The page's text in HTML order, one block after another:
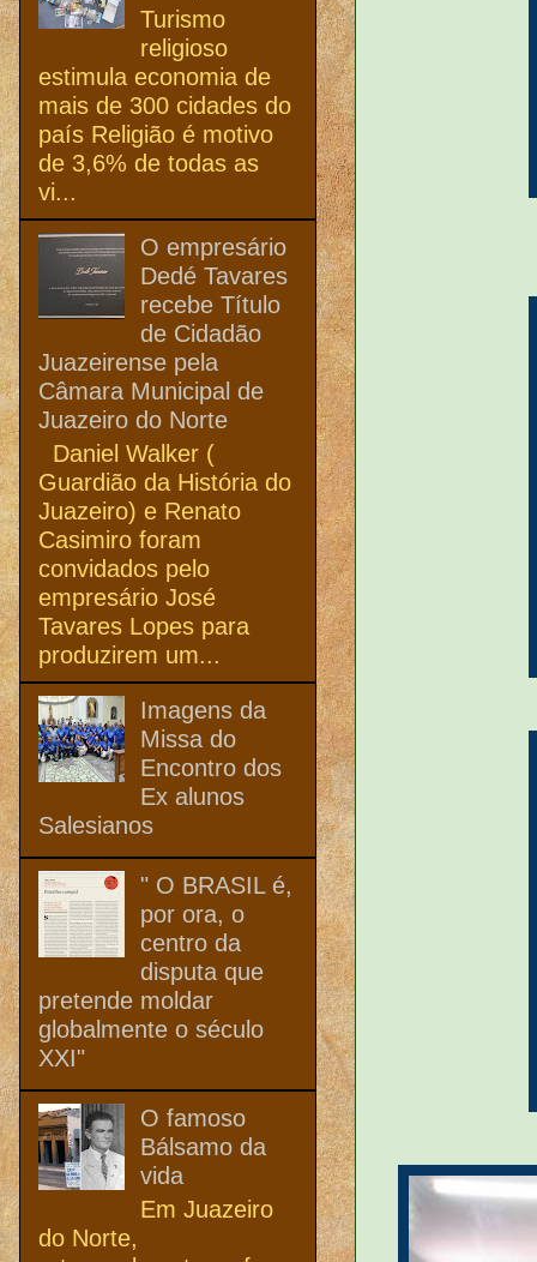
Turismo
religioso
estimula economia de
mais de 300 cidades do
país Religião é motivo
de 3,6% de todas as
vi...
O empresário
Dedé Tavares
recebe Título
de Cidadão
Juazeirense pela
Câmara Municipal de
Juazeiro do Norte
Daniel Walker (
Guardião da História do
Juazeiro) e Renato
Casimiro foram
convidados pelo
empresário José
Tavares Lopes para
produzirem um...
Imagens da
Missa do
Encontro dos
Ex alunos
Salesianos
" O BRASIL é,
por ora, o
centro da
disputa que
pretende moldar
globalmente o século
XXI"
O famoso
Bálsamo da
vida
Em Juazeiro
do Norte,